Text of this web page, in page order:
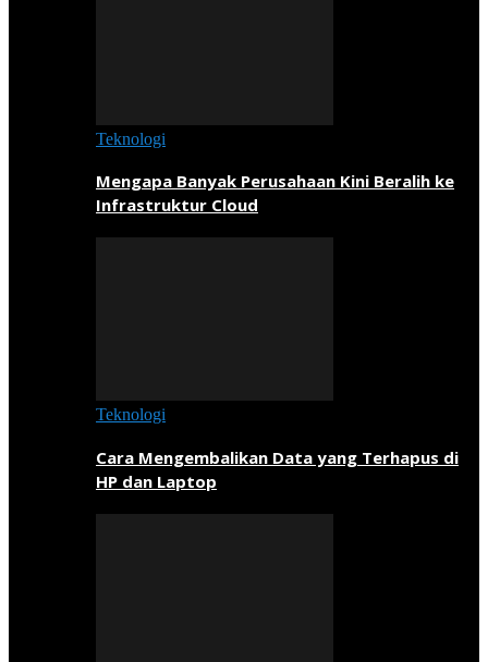
Teknologi
Mengapa Banyak Perusahaan Kini Beralih ke
Infrastruktur Cloud
Teknologi
Cara Mengembalikan Data yang Terhapus di
HP dan Laptop